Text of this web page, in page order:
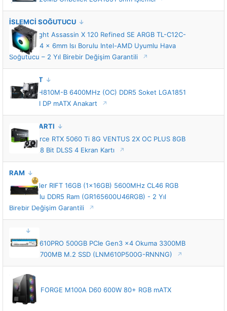
İŞLEMCİ SOĞUTUCU
Thermalright Assassin X 120 Refined SE ARGB TL-C12C-
S 120mm 4 x 6mm Isı Borulu Intel-AMD Uyumlu Hava
Soğutucu – 2 Yıl Birebir Değişim Garantili
ANAKART
MSI PRO H810M-B 6400MHz (OC) DDR5 Soket LGA1851
M.2 HDMI DP mATX Anakart
EKRAN KARTI
MSI GeForce RTX 5060 Ti 8G VENTUS 2X OC PLUS 8GB
GDDR7 128 Bit DLSS 4 Ekran Kartı
RAM
GameRaider RIFT 16GB (1x16GB) 5600MHz CL46 RGB
Soğutuculu DDR5 Ram (GR165600U46RGB) - 2 Yıl
Birebir Değişim Garantili
Lexar NM610PRO 500GB PCIe Gen3 x4 Okuma 3300MB
– Yazma 1700MB M.2 SSD (LNM610P500G-RNNNG)
KASA
MSI MAG FORGE M100A D60 600W 80+ RGB mATX
Kasa